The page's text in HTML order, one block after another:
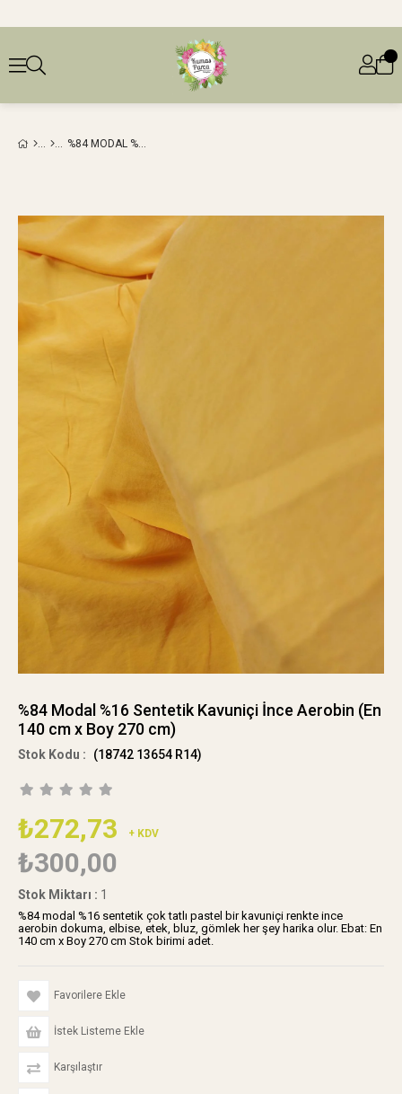
%84 MODAL %16 SENTETIK KAVUNIÇI İNCE AEROBIN (EN 140 CM X BOY 270 CM)
%84 Modal %16 Sentetik Kavuniçi İnce Aerobin (En
140 cm x Boy 270 cm)
(18742 13654 R14)
₺272,73 + KDV
₺300,00
Stok Miktarı : 1
%84 modal %16 sentetik çok tatlı pastel bir kavuniçi renkte ince
aerobin dokuma, elbise, etek, bluz, gömlek her şey harika olur. Ebat: En
140 cm x Boy 270 cm Stok birimi adet.
Favorilere Ekle
İstek Listeme Ekle
Karşılaştır